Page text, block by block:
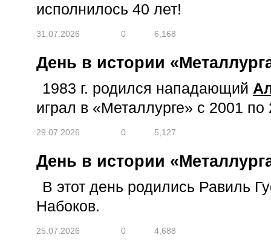
исполнилось 40 лет!
31.07.2026 0 6,168
День в истории
1983 г. родился нападающий
играл в «Металлурге» с 2001 по
29.07.2026 0 5,127
День в истории
В этот день родились Равиль
Набоков.
25.07.2026 0 4,688